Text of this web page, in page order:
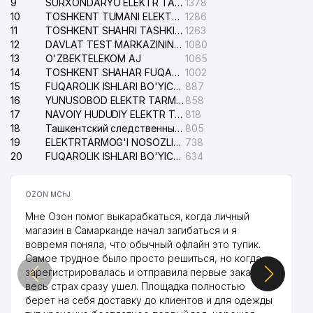
KRON TELEKOM NETVORK XUSUSIY
KORXONASI
O'ZBEKISTON RESPUBLIKASI ADLIYA
VAZIRLIGI
QISHLOQ QURILISH BANK ATB
TOSHKENT SHAHRI MINTAQAVIY
FILIALI
UKRAINA ELChINONASI
39
EXCLUSIVE EDUCATION NODAVLAT
TA'LIM MUASSASASI
762 м
40
YOSLAR OVOZI VA MOLODYOJ
UZBEKISTANA GAZETALAR
TAHRIRIYATI
821 м
41 O'ZDONMAHSULOT AJ 827 м
9
SURXONDARYO ELEKTR TARMOQLARI AJ 1378
10
TOSHKENT TUMANI ELEKTR TARMOG'I AVARIYA XIZMATI 1286
11
TOSHKENT SHAHRI TASHKILOT TELEFONLARI HAQIDA MA'LUMOT BYUROSI 1263
12
DAVLAT TEST MARKAZINING ISHONCH TELEFONLARI 1080
13
O'ZBEKTELEKOM AJ
1065
14
TOSHKENT SHAHAR FUQAROLIK ISHLARI BO'YICHA SUDI 1002
15
FUQAROLIK ISHLARI BO'YICHA YAKKASAROY TUMANLARARO SUDI 887
16
YUNUSOBOD ELEKTR TARMOG'I NOSOZLIKLARI XIZMATI 858
17
NAVOIY HUDUDIY ELEKTR TARMOQLARI KORXONASI AJ 818
18
Ташкентский следственный изолятор 805
19
ELEKTRTARMOG'I NOSOZLIKLARINI TO'ZATISH SERGELI XIZMATI 738
20
FUQAROLIK ISHLARI BO'YICHA UCH-TEPA TUMANI SUDI 634
OZON MChJ
Мне Озон помог выкарабкаться, когда личный
магазин в Самарканде начал загибаться и я
вовремя поняла, что обычный офлайн это тупик.
Самое трудное было просто решиться, но когда
зарегистрировалась и отправила первые заказы,
весь страх сразу ушел. Площадка полностью
берет на себя доставку до клиентов и для одежды